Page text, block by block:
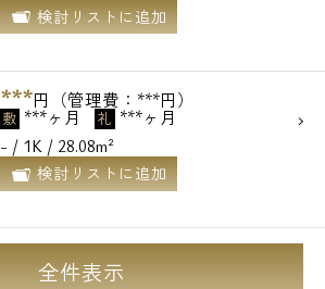
検討リストに追加
***円（管理費：***円）
敷 ***ヶ月 礼 ***ヶ月
- / 1K / 28.08m²
検討リストに追加
全件表示